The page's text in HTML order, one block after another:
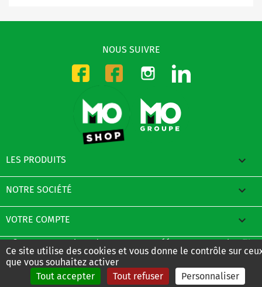
NOUS SUIVRE
Facebook-CMOFacebook-DMO
Instagram
LES PRODUITS 
NOTRE SOCIÉTÉ 
VOTRE COMPTE 
© 2026 - E-Boutique du Groupe MO créée avec PrestaShop™
Ce site utilise des cookies et vous donne le contrôle sur
que vous souhaitez activer
Tout accepter
Tout refuser Personnaliser